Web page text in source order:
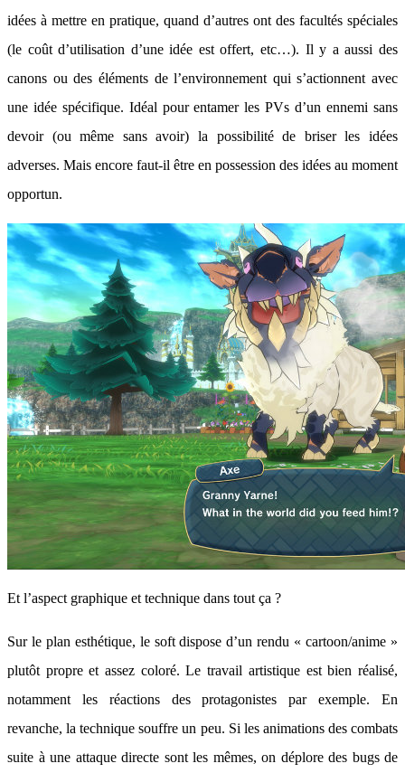
idées à mettre en pratique, quand d’autres ont des facultés spéciales
(le coût d’utilisation d’une idée est offert, etc…). Il y a aussi des
canons ou des éléments de l’environnement qui s’actionnent avec
une idée spécifique. Idéal pour entamer les PVs d’un ennemi sans
devoir (ou même sans avoir) la possibilité de briser les idées
adverses. Mais encore faut-il être en possession des idées au moment
opportun.
Et l’aspect graphique et technique dans tout ça ?
Sur le plan esthétique, le soft dispose d’un rendu « cartoon/anime »
plutôt propre et assez coloré. Le travail artistique est bien réalisé,
notamment les réactions des protagonistes par exemple. En
revanche, la technique souffre un peu. Si les animations des combats
suite à une attaque directe sont les mêmes, on déplore des bugs de